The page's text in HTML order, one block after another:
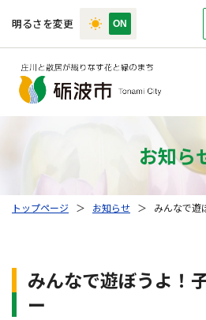
明るさを変更
お知ら
トップページ ＞ お知らせ ＞ みんなで遊
みんなで遊ぼうよ！
ー